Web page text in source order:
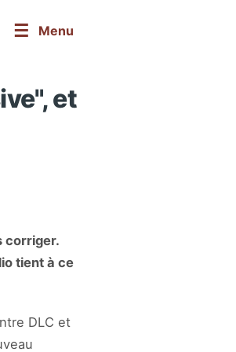
☰ Menu
et
corriger.
tient à ce
DLC et